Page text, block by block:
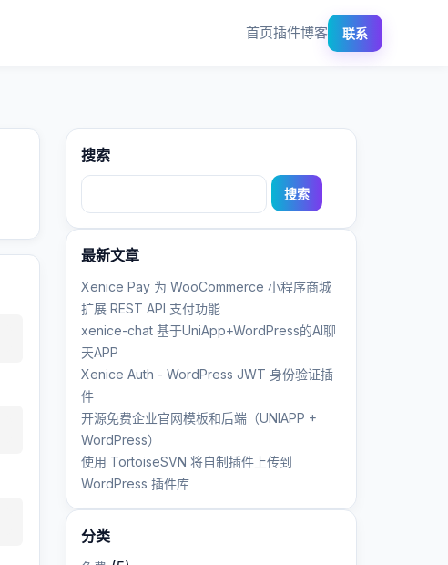
首页插件博客 联系
搜索
搜
索：
最新文章
Xenice Pay 为 WooCommerce 小程序商城
扩展 REST API 支付功能
xenice-chat 基于UniApp+WordPress的AI聊
天APP
Xenice Auth - WordPress JWT 身份验证插
件
开源免费企业官网模板和后端（UNIAPP +
WordPress）
使用 TortoiseSVN 将自制插件上传到
WordPress 插件库
分类